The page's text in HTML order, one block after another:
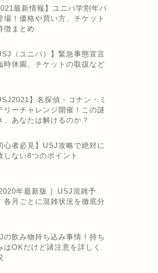
最新情報】ユニバ学割年パ
場！価格や買い方、チケット
徴まとめ
（ユニバ）】緊急事態宣言
時休園、チケットの取扱など
】名探偵・コナン・ミ
リーチャレンジ開催！この謎
、あなたは解けるのか？
心者必見】USJ攻略で絶対に
しない8つのポイント
2020年最新版 ］USJ混雑予
各月ごとに混雑状況を徹底分
の飲み物持ち込み事情！持ち
はOKだけど諸注意を詳しく